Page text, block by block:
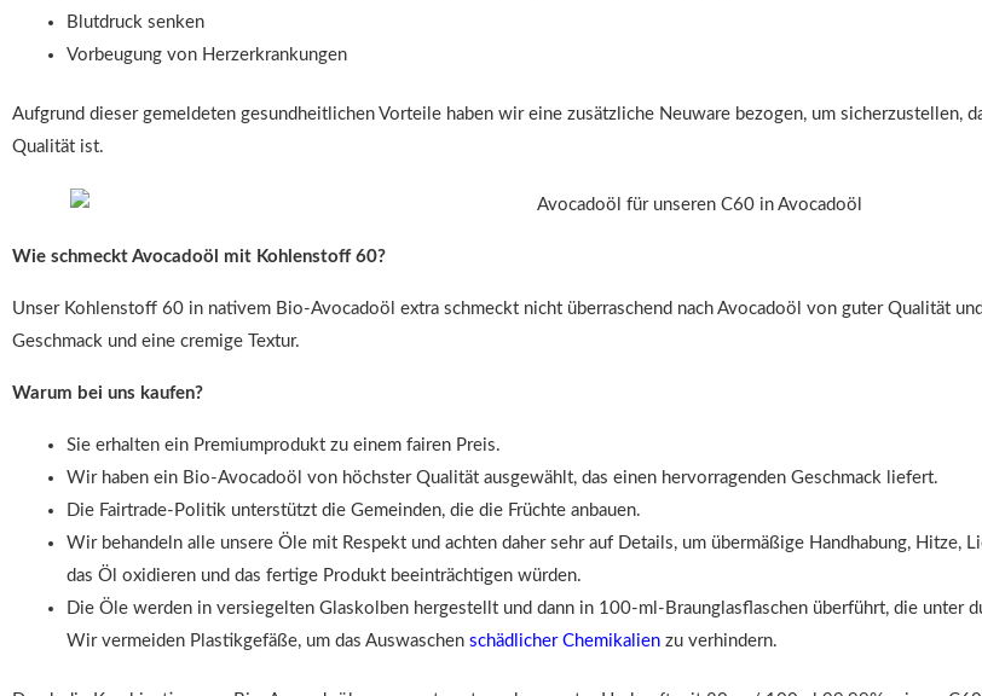
Blutdruck senken
Vorbeugung von Herzerkrankungen
Aufgrund dieser gemeldeten gesundheitlichen Vorteile haben wir eine zusätzliche Neuware bezogen, um sicherzustellen,
Qualität ist.
Wie schmeckt Avocadoöl mit Kohlenstoff 60?
Unser Kohlenstoff 60 in nativem Bio-Avocadoöl extra schmeckt nicht überraschend nach Avocadoöl von guter Qualität
Geschmack und eine cremige Textur.
Warum bei uns kaufen?
Sie erhalten ein Premiumprodukt zu einem fairen Preis.
Wir haben ein Bio-Avocadoöl von höchster Qualität ausgewählt, das einen hervorragenden Geschmack liefert.
Die Fairtrade-Politik unterstützt die Gemeinden, die die Früchte anbauen.
Wir behandeln alle unsere Öle mit Respekt und achten daher sehr auf Details, um übermäßige Handhabung, Hitze,
das Öl oxidieren und das fertige Produkt beeinträchtigen würden.
Die Öle werden in versiegelten Glaskolben hergestellt und dann in 100-ml-Braunglasflaschen überführt, die unter
Wir vermeiden Plastikgefäße, um das Auswaschen schädlicher Chemikalien zu verhindern.